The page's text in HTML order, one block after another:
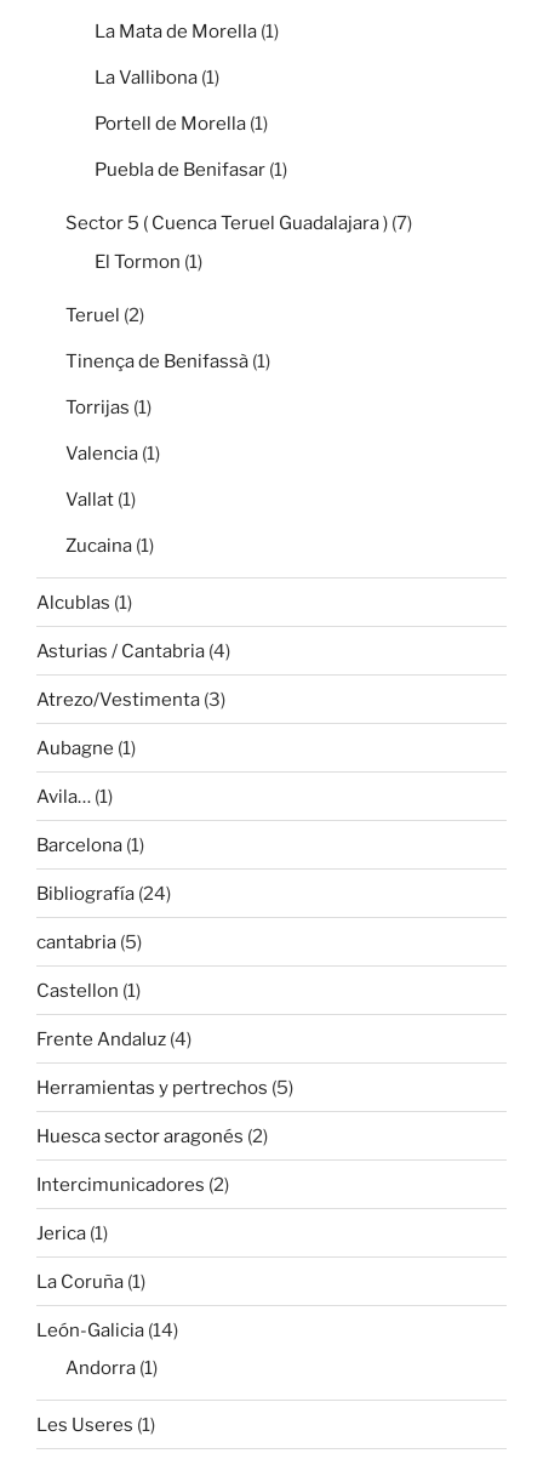
La Mata de Morella (1)
La Vallibona (1)
Portell de Morella (1)
Puebla de Benifasar (1)
Sector 5 ( Cuenca Teruel Guadalajara ) (7)
El Tormon (1)
Teruel (2)
Tinença de Benifassà (1)
Torrijas (1)
Valencia (1)
Vallat (1)
Zucaina (1)
Alcublas (1)
Asturias / Cantabria (4)
Atrezo/Vestimenta (3)
Aubagne (1)
Avila… (1)
Barcelona (1)
Bibliografía (24)
cantabria (5)
Castellon (1)
Frente Andaluz (4)
Herramientas y pertrechos (5)
Huesca sector aragonés (2)
Intercimunicadores (2)
Jerica (1)
La Coruña (1)
León-Galicia (14)
Andorra (1)
Les Useres (1)